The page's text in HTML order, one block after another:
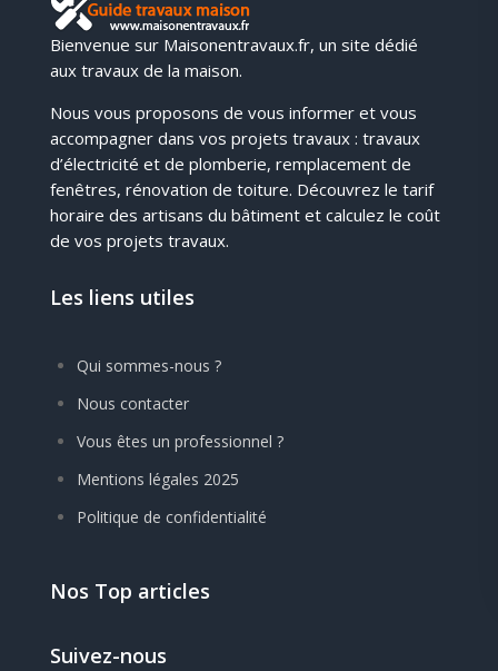
Bienvenue sur Maisonentravaux.fr, un site dédié
aux travaux de la maison.
Nous vous proposons de vous informer et vous
accompagner dans vos projets travaux : travaux
d’électricité et de plomberie, remplacement de
fenêtres, rénovation de toiture. Découvrez le tarif
horaire des artisans du bâtiment et calculez le coût
de vos projets travaux.
Les liens utiles
Qui sommes-nous ?
Nous contacter
Vous êtes un professionnel ?
Mentions légales 2025
Politique de confidentialité
Nos Top articles
Suivez-nous